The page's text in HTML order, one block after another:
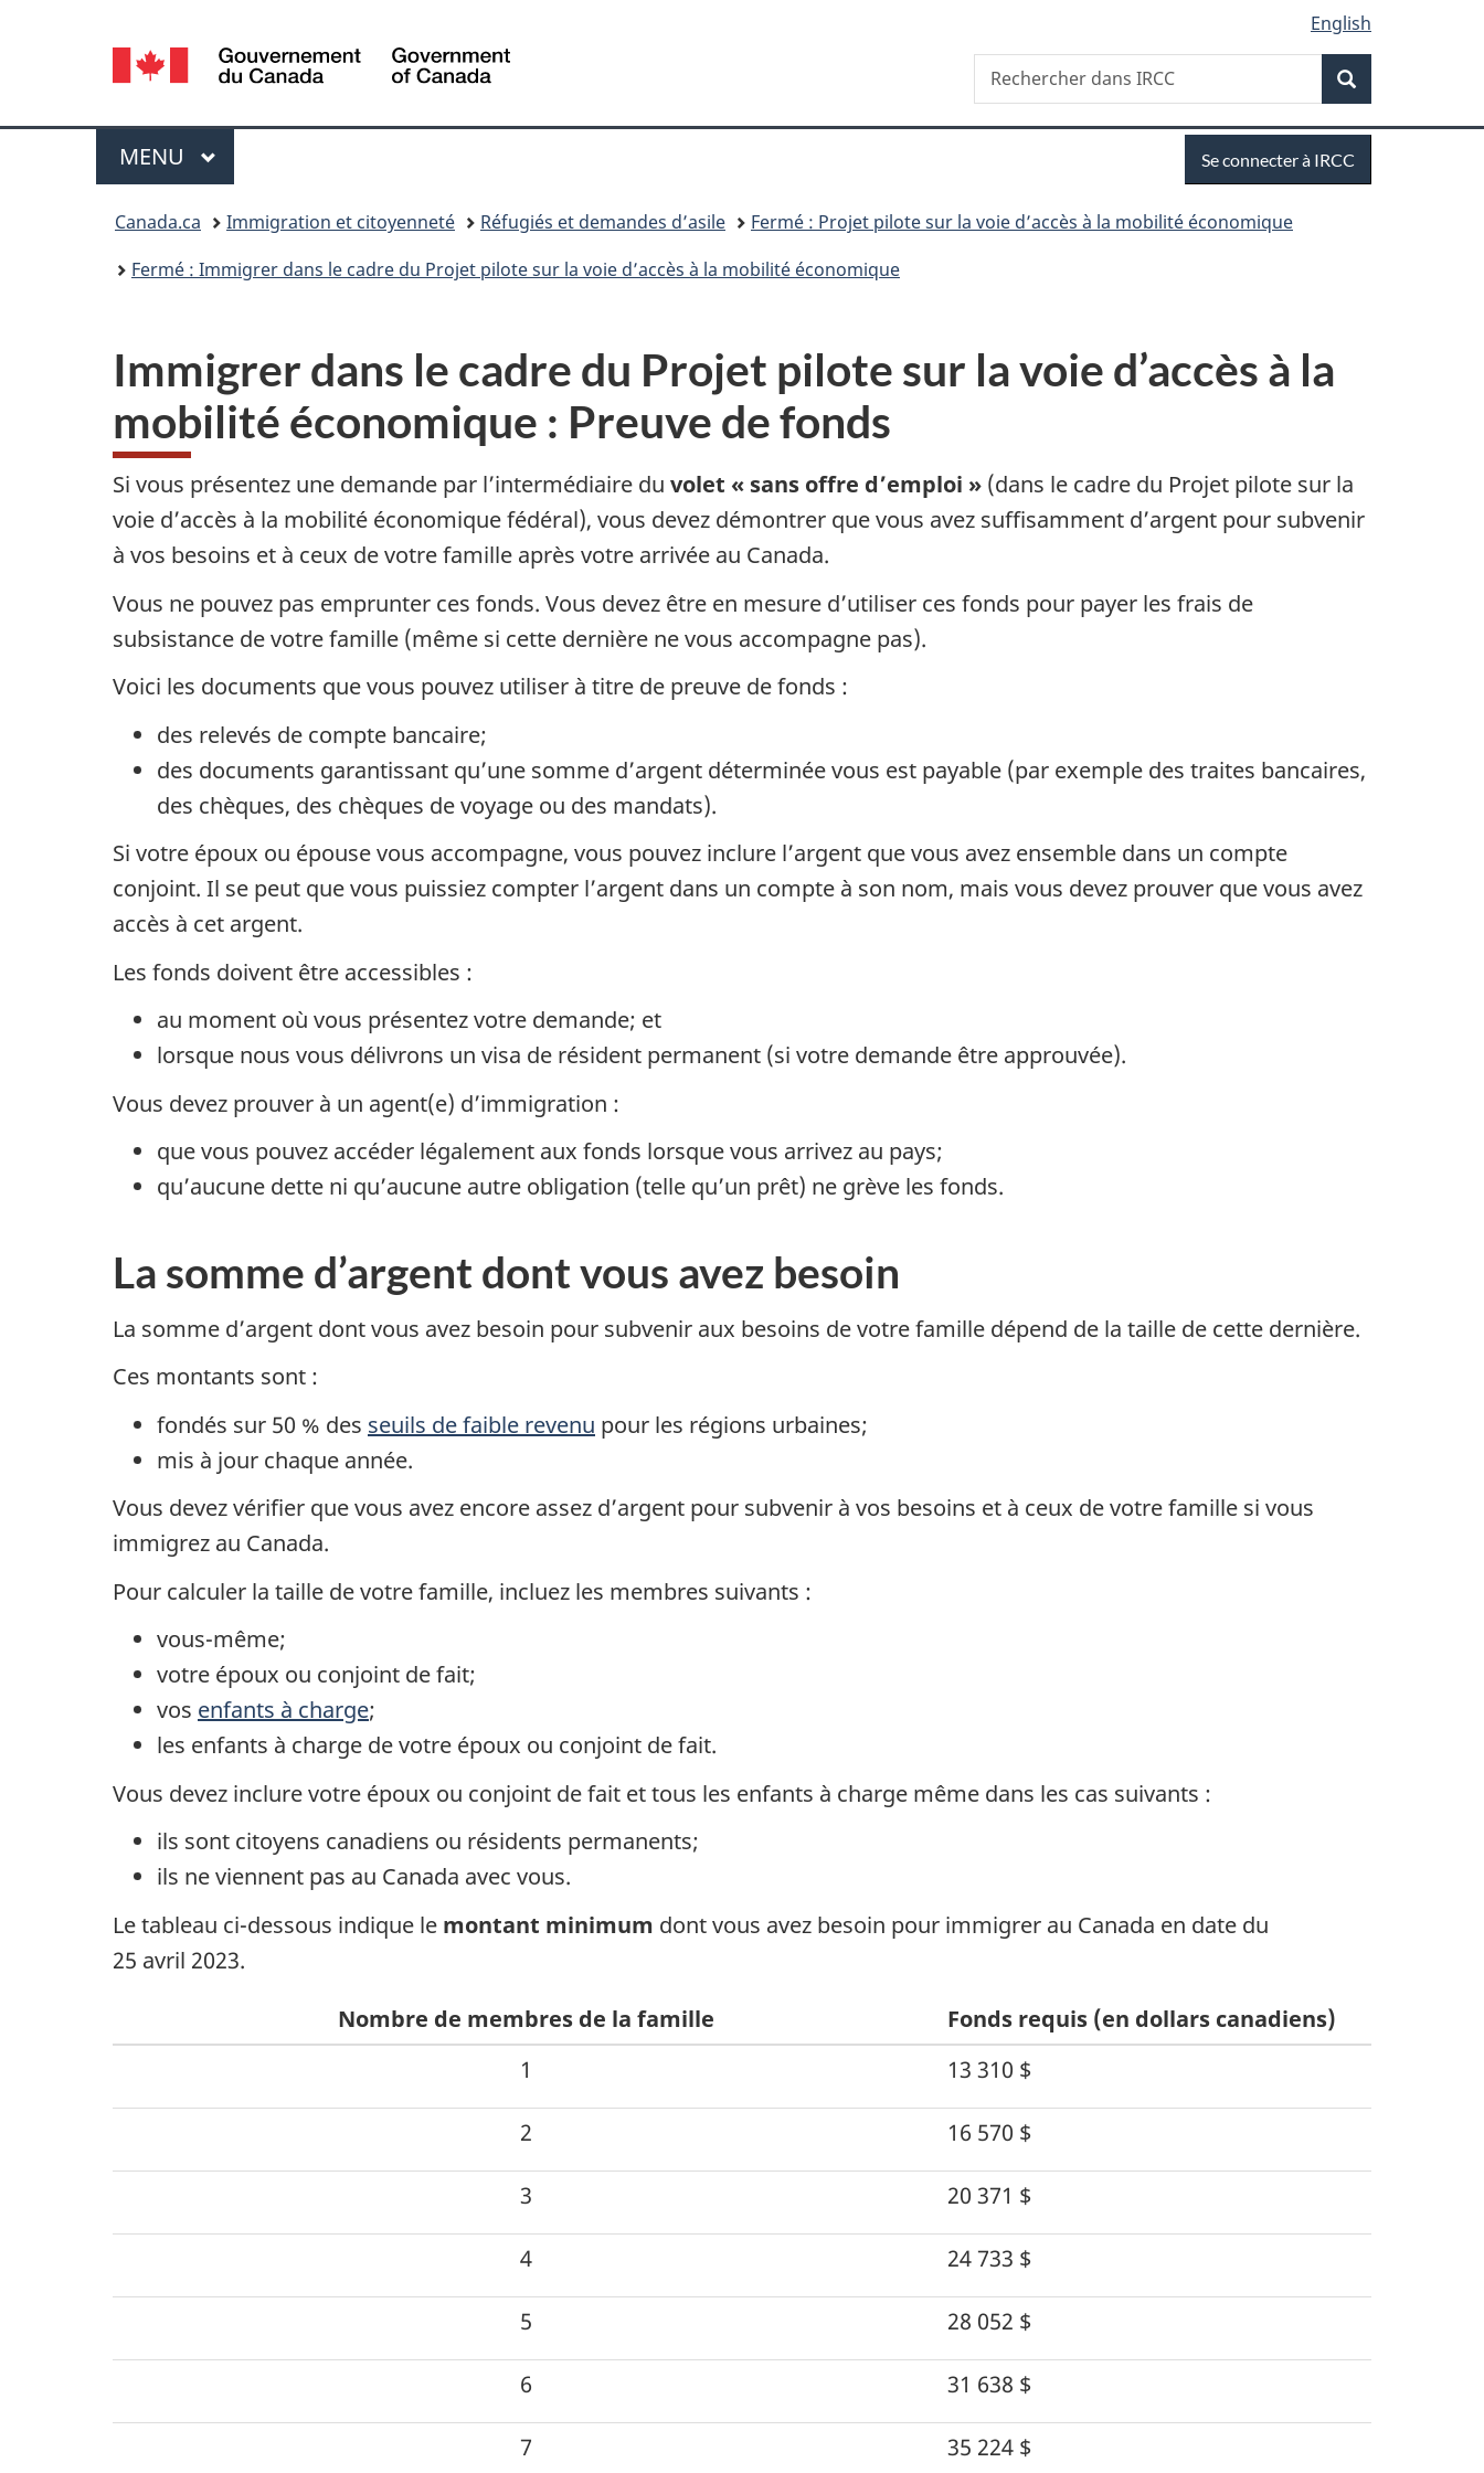
sujet
HTML
Sélection
de
la
langue
English
Canada
Recherche
Rechercher
dans
Menu
MENU PRINCIPAL
connecter
Se connecter à IRCC
Canada.ca Immigration et citoyenneté Réfugiés et demandes d’asile
Fermé : Projet pilote sur la voie d’accès à la mobilité économique
Fermé : Immigrer dans le cadre du Projet pilote sur la voie d’accès à la mobilité économique
Immigrer dans le cadre du Projet pilote sur la voie d’accès à la
mobilité économique : Preuve de fonds
Si vous présentez une demande par l’intermédiaire du volet « sans offre d’emploi » (dans le cadre du Projet pilote sur la
voie d’accès à la mobilité économique fédéral), vous devez démontrer que vous avez suffisamment d’argent pour subvenir
à vos besoins et à ceux de votre famille après votre arrivée au Canada.
Vous ne pouvez pas emprunter ces fonds. Vous devez être en mesure d’utiliser ces fonds pour payer les frais de
subsistance de votre famille (même si cette dernière ne vous accompagne pas).
Voici les documents que vous pouvez utiliser à titre de preuve de fonds :
des relevés de compte bancaire;
des documents garantissant qu’une somme d’argent déterminée vous est payable (par exemple des traites bancaires,
des chèques, des chèques de voyage ou des mandats).
Si votre époux ou épouse vous accompagne, vous pouvez inclure l’argent que vous avez ensemble dans un compte
conjoint. Il se peut que vous puissiez compter l’argent dans un compte à son nom, mais vous devez prouver que vous avez
accès à cet argent.
Les fonds doivent être accessibles :
au moment où vous présentez votre demande; et
lorsque nous vous délivrons un visa de résident permanent (si votre demande être approuvée).
Vous devez prouver à un agent(e) d’immigration :
que vous pouvez accéder légalement aux fonds lorsque vous arrivez au pays;
qu’aucune dette ni qu’aucune autre obligation (telle qu’un prêt) ne grève les fonds.
La somme d’argent dont vous avez besoin
La somme d’argent dont vous avez besoin pour subvenir aux besoins de votre famille dépend de la taille de cette dernière.
Ces montants sont :
fondés sur 50 % des seuils de faible revenu pour les régions urbaines;
mis à jour chaque année.
Vous devez vérifier que vous avez encore assez d’argent pour subvenir à vos besoins et à ceux de votre famille si vous
immigrez au Canada.
Pour calculer la taille de votre famille, incluez les membres suivants :
vous-même;
votre époux ou conjoint de fait;
vos enfants à charge;
les enfants à charge de votre époux ou conjoint de fait.
Vous devez inclure votre époux ou conjoint de fait et tous les enfants à charge même dans les cas suivants :
ils sont citoyens canadiens ou résidents permanents;
ils ne viennent pas au Canada avec vous.
Le tableau ci-dessous indique le montant minimum dont vous avez besoin pour immigrer au Canada en date du
25 avril 2023.
Nombre de membres de la famille
Fonds requis (en dollars canadiens)
1
13 310 $
2 16 570 $
3 20 371 $
4 24 733 $
5 28 052 $
6 31 638 $
7 35 224 $